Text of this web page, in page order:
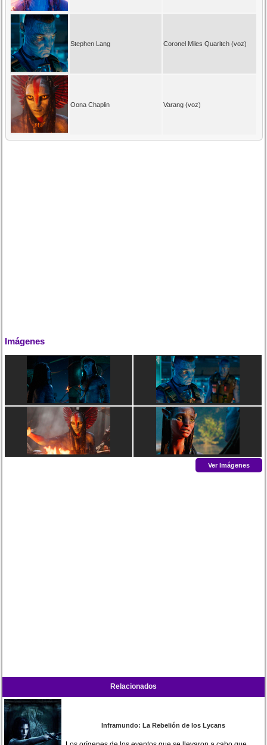
Stephen Lang Coronel Miles Quaritch (voz)
Oona Chaplin Varang (voz)
Imágenes
Ver Imágenes
Relacionados
Inframundo: La Rebelión de los Lycans